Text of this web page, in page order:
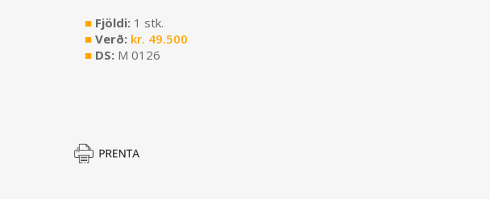
■ Fjöldi: 1 stk.
■ Verð: kr. 49.500
■ DS: M 0126